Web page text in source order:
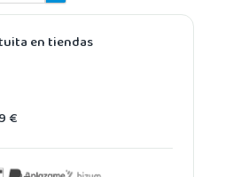
en tiendas
€